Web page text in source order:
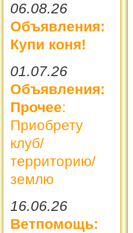
06.08.26
Объявления:
Купи коня!
01.07.26
Объявления:
Прочее:
Приобрету
клуб/
территорию/
землю
16.06.26
Ветпомощь: